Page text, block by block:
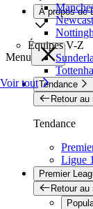
Équipes V-Z
Voir tout
À propos de
Menu
Tendance
Retour au
Tendance
Ligue 1
Premier
Retour au